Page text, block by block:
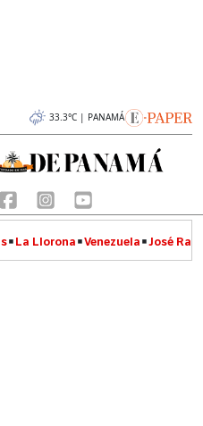
33.3°C | PANAMÁ
La Llorona Venezuela José